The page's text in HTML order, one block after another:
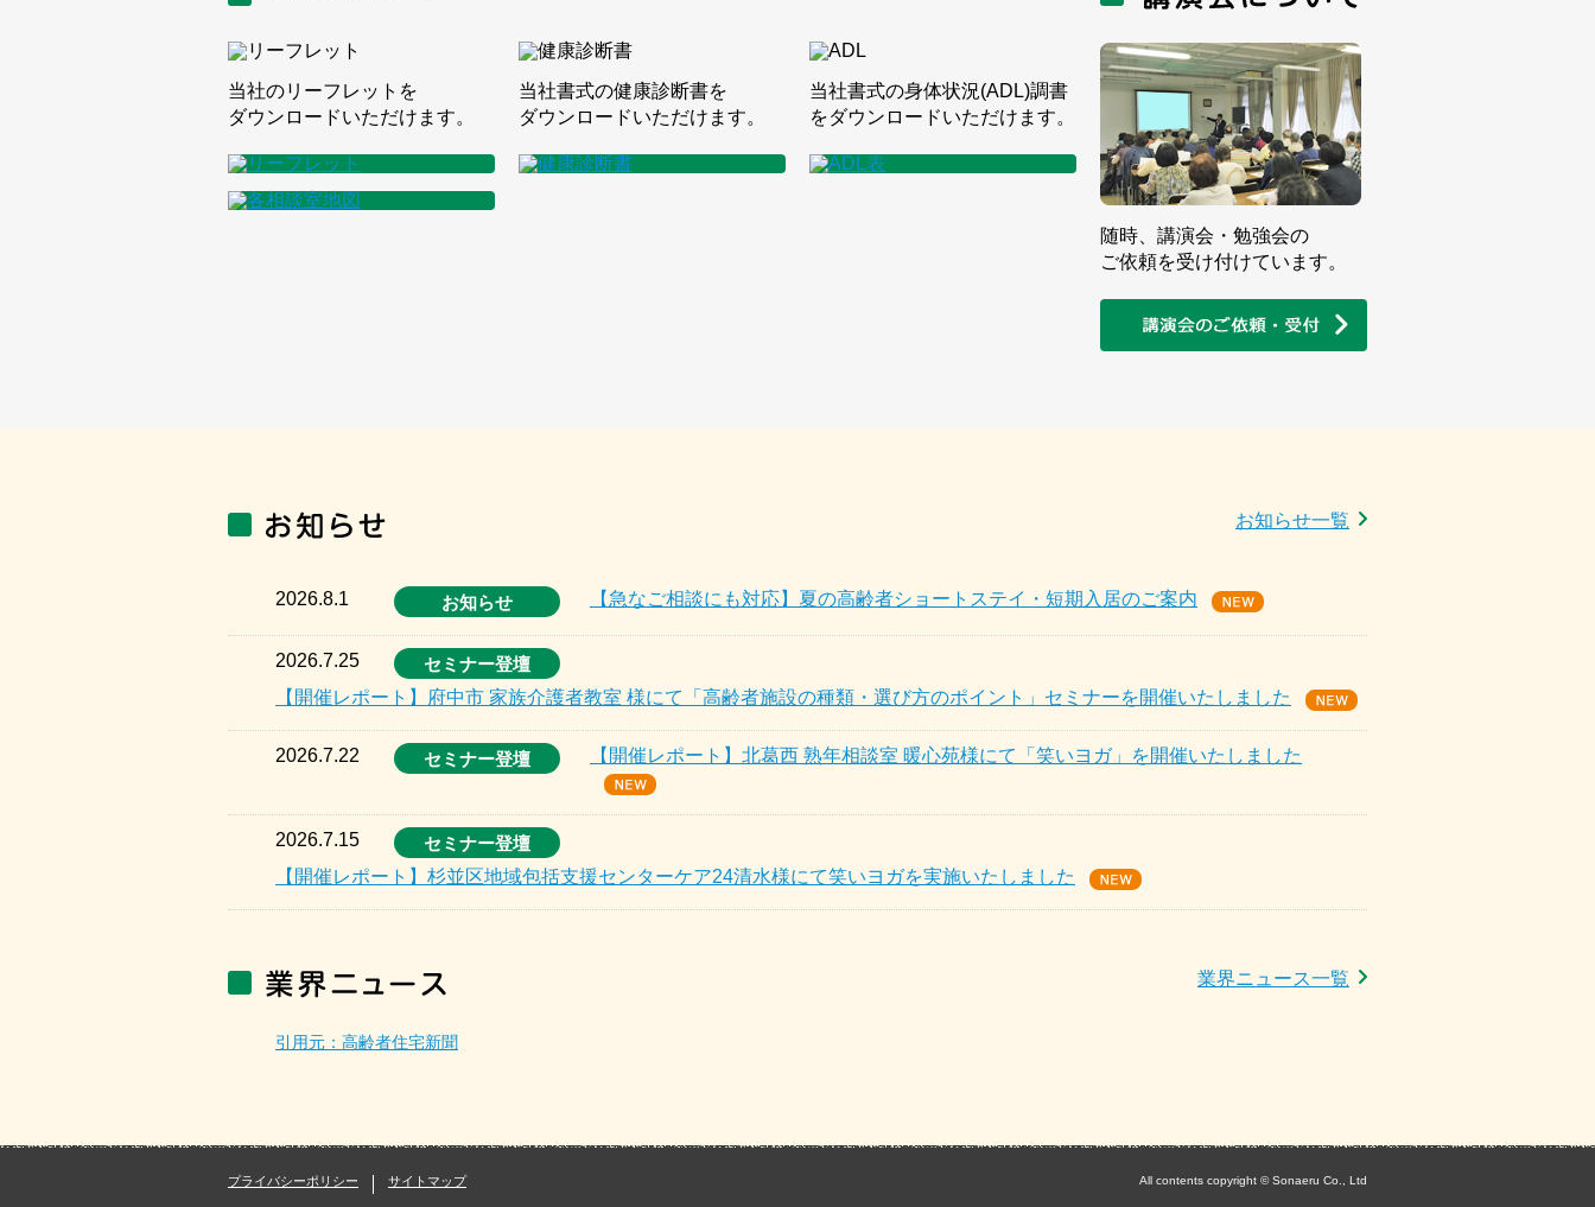
当社のリーフレットを
ダウンロードいただけます。
当社書式の健康診断書を
ダウンロードいただけます。
当社書式の身体状況(ADL)調書
をダウンロードいただけます。
随時、講演会・勉強会の
ご依頼を受け付けています。
お知らせ一覧
2026.8.1 お知らせ 【急なご相談にも対応】夏の高齢者ショートステイ・短期入居のご案内
2026.7.25
セミナー登壇
【開催レポート】府中市 家族介護者教室 様にて「高齢者施設の種類・選び方のポイント」セミナーを開催いたしました
2026.7.22 セミナー登壇 【開催レポート】北葛西 熟年相談室 暖心苑様にて「笑いヨガ」を開催いたしました
2026.7.15
セミナー登壇
【開催レポート】杉並区地域包括支援センターケア24清水様にて笑いヨガを実施いたしました
業界ニュース一覧
引用元：高齢者住宅新聞
プライバシーポリシー サイトマップ All contents copyright © Sonaeru Co., Ltd